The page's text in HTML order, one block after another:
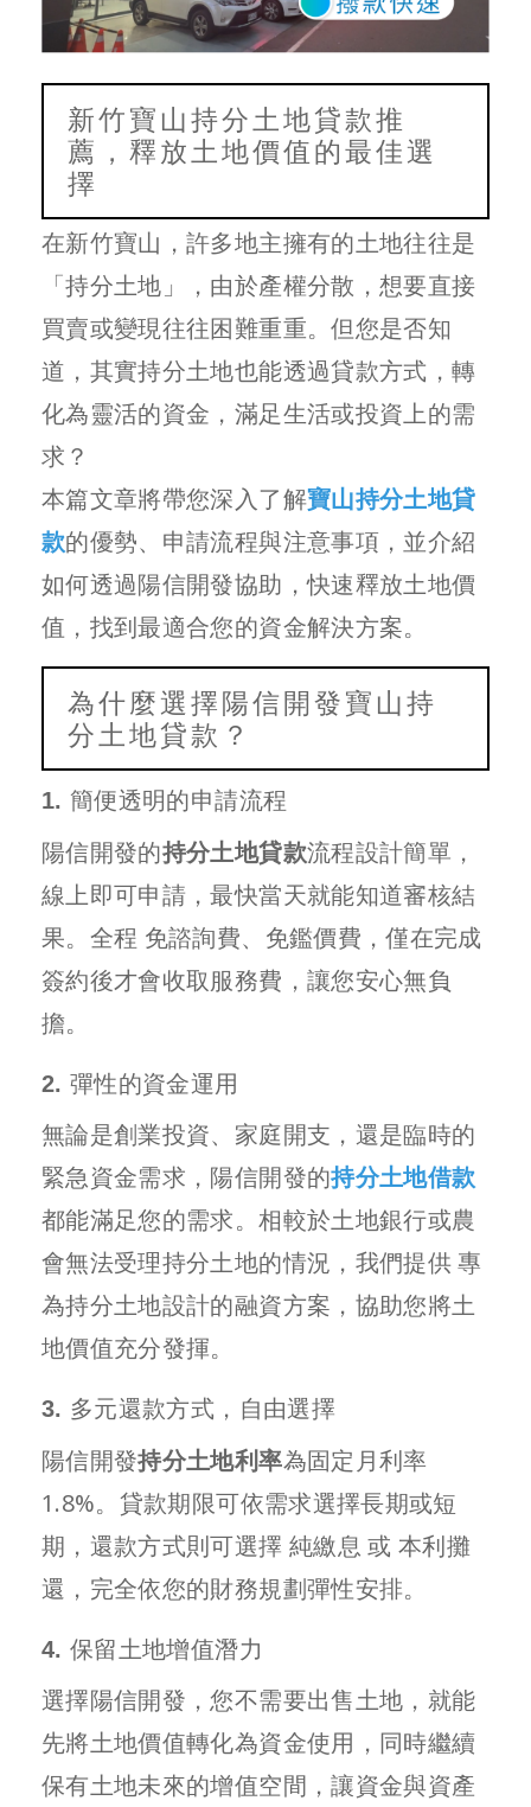
新竹寶山持分土地貸款推
薦，釋放土地價值的最佳選
擇
在新竹寶山，許多地主擁有的土地往往是
「持分土地」，由於產權分散，想要直接
買賣或變現往往困難重重。但您是否知
道，其實持分土地也能透過貸款方式，轉
化為靈活的資金，滿足生活或投資上的需
求？
本篇文章將帶您深入了解寶山持分土地貸
款的優勢、申請流程與注意事項，並介紹
如何透過陽信開發協助，快速釋放土地價
值，找到最適合您的資金解決方案。
為什麼選擇陽信開發寶山持
分土地貸款？
1. 簡便透明的申請流程
陽信開發的持分土地貸款流程設計簡單，
線上即可申請，最快當天就能知道審核結
果。全程 免諮詢費、免鑑價費，僅在完成
簽約後才會收取服務費，讓您安心無負
擔。
2. 彈性的資金運用
無論是創業投資、家庭開支，還是臨時的
緊急資金需求，陽信開發的持分土地借款
都能滿足您的需求。相較於土地銀行或農
會無法受理持分土地的情況，我們提供 專
為持分土地設計的融資方案，協助您將土
地價值充分發揮。
3. 多元還款方式，自由選擇
陽信開發持分土地利率為固定月利率
1.8%。貸款期限可依需求選擇長期或短
期，還款方式則可選擇 純繳息 或 本利攤
還，完全依您的財務規劃彈性安排。
4. 保留土地增值潛力
選擇陽信開發，您不需要出售土地，就能
先將土地價值轉化為資金使用，同時繼續
保有土地未來的增值空間，讓資金與資產